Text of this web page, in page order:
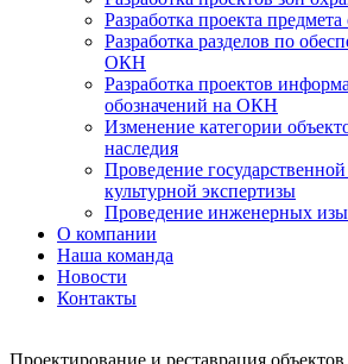
Разработка проекта
Разработка разделов по
ОКН
Разработка проектов
обозначений на ОКН
Изменение категории
наследия
Проведение
культурной экспертизы
Проведение инженерных
О компании
Наша команда
Новости
Контакты
Проектирование и реставрация объектов